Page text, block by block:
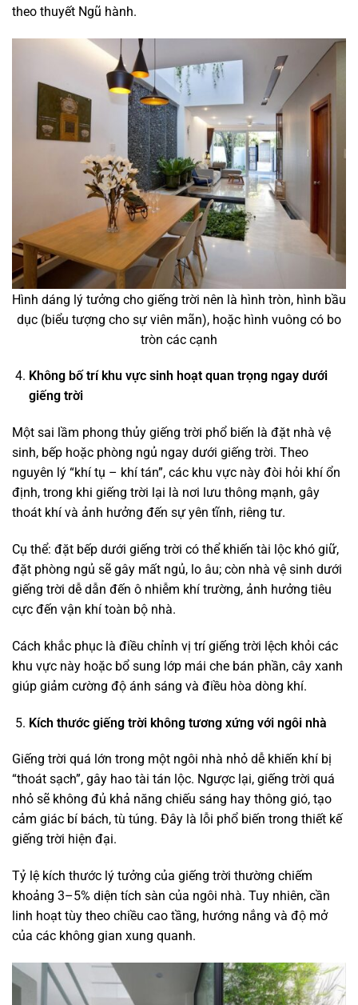
theo thuyết Ngũ hành.
Hình dáng lý tưởng cho giếng trời nên là hình tròn, hình bầu
dục (biểu tượng cho sự viên mãn), hoặc hình vuông có bo
tròn các cạnh
Không bố trí khu vực sinh hoạt quan trọng ngay dưới
giếng trời
Một sai lầm phong thủy giếng trời phổ biến là đặt nhà vệ
sinh, bếp hoặc phòng ngủ ngay dưới giếng trời. Theo
nguyên lý “khí tụ – khí tán”, các khu vực này đòi hỏi khí ổn
định, trong khi giếng trời lại là nơi lưu thông mạnh, gây
thoát khí và ảnh hưởng đến sự yên tĩnh, riêng tư.
Cụ thể: đặt bếp dưới giếng trời có thể khiến tài lộc khó giữ,
đặt phòng ngủ sẽ gây mất ngủ, lo âu; còn nhà vệ sinh dưới
giếng trời dễ dẫn đến ô nhiễm khí trường, ảnh hưởng tiêu
cực đến vận khí toàn bộ nhà.
Cách khắc phục là điều chỉnh vị trí giếng trời lệch khỏi các
khu vực này hoặc bổ sung lớp mái che bán phần, cây xanh
giúp giảm cường độ ánh sáng và điều hòa dòng khí.
Kích thước giếng trời không tương xứng với ngôi nhà
Giếng trời quá lớn trong một ngôi nhà nhỏ dễ khiến khí bị
“thoát sạch”, gây hao tài tán lộc. Ngược lại, giếng trời quá
nhỏ sẽ không đủ khả năng chiếu sáng hay thông gió, tạo
cảm giác bí bách, tù túng. Đây là lỗi phổ biến trong thiết kế
giếng trời hiện đại.
Tỷ lệ kích thước lý tưởng của giếng trời thường chiếm
khoảng 3–5% diện tích sàn của ngôi nhà. Tuy nhiên, cần
linh hoạt tùy theo chiều cao tầng, hướng nắng và độ mở
của các không gian xung quanh.